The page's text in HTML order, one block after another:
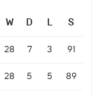
W D L S
28 7 3 91
28 5 5 89